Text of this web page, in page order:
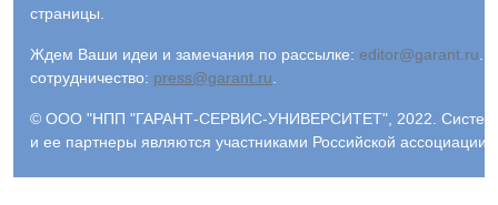
страницы.
Ждем Ваши идеи и замечания по рассылке: editor@garant.ru
сотрудничество: press@garant.ru
© ООО "НПП "ГАРАНТ-СЕРВИС-УНИВЕРСИТЕТ", 2022. Система
и ее партнеры являются участниками Российской